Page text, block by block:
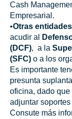
Cash
Empresarial.
•Otras entidades
acudir al
(DCF), a la
(SFC) o a los
Es importante
presunta
oficina, dado
adjuntar
Consute más